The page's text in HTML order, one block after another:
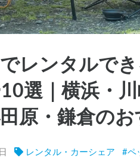
レンタルで
選｜横浜・
原・鎌倉の
レンタル・カーシェア #ペ